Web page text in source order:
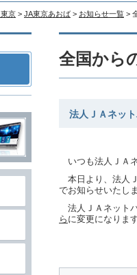
京 > JA東京あおば > お知らせ一覧 >
全国から
法人ＪＡネッ
いつも法人ＪＡ
本日より、法人
でお知らせいたしま
法人ＪＡネット
ら に変更になりま